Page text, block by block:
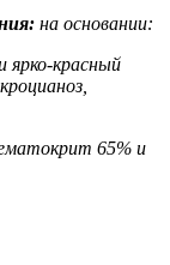
на основании:
ярко-красный
65% и